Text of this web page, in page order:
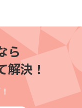
ら
解決！